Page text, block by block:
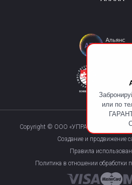
или по
Copyright © ООО «УПРАВЛЯЮЩАЯ
Создание и продвижение
Правила
Политика в отношении обработки